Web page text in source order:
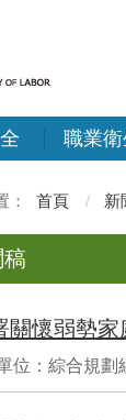
職業
首頁 新
關懷弱勢
位：綜合規劃